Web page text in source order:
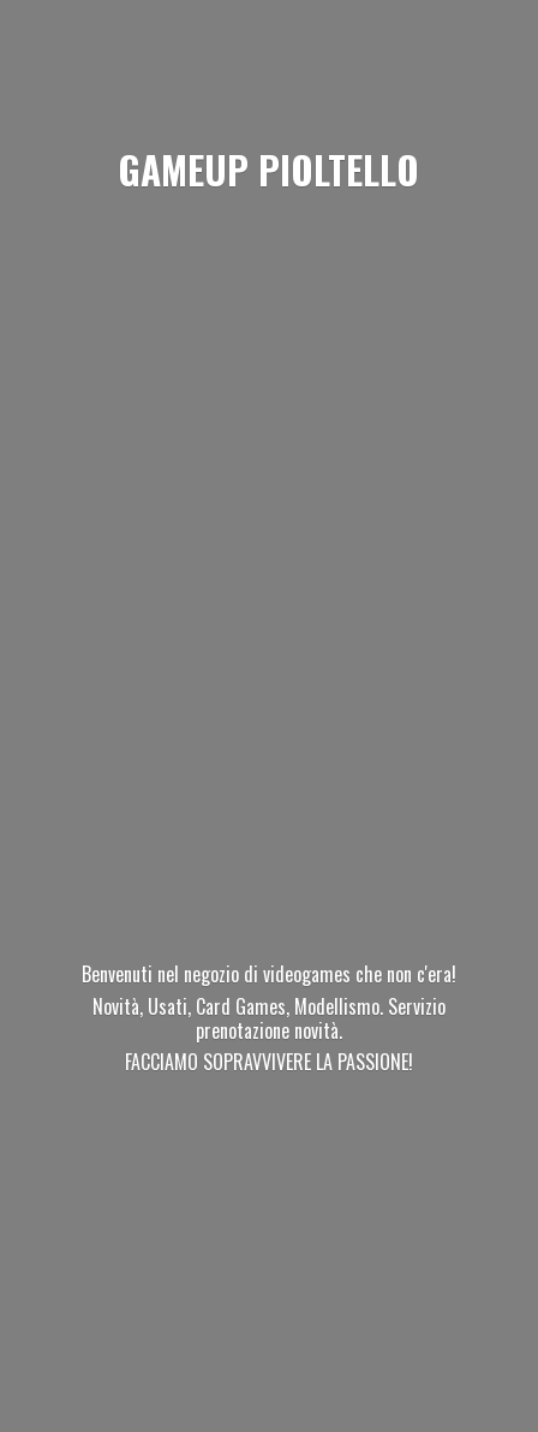
GAMEUP PIOLTELLO
Benvenuti nel negozio di videogames che non c'era!
Novità, Usati, Card Games, Modellismo. Servizio
prenotazione novità.
FACCIAMO SOPRAVVIVERE LA PASSIONE!